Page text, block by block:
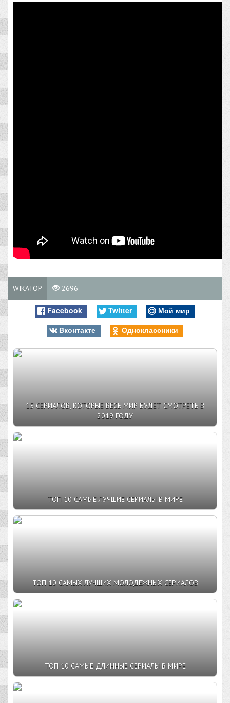
WIKATOP 2696
Facebook Twitter
Мой мир
Вконтакте
Одноклассники
15 СЕРИАЛОВ, КОТОРЫЕ ВЕСЬ МИР БУДЕТ СМОТРЕТЬ В
2019 ГОДУ
ТОП 10 САМЫЕ ЛУЧШИЕ СЕРИАЛЫ В МИРЕ
ТОП 10 САМЫХ ЛУЧШИХ МОЛОДЕЖНЫХ СЕРИАЛОВ
ТОП 10 САМЫЕ ДЛИННЫЕ СЕРИАЛЫ В МИРЕ